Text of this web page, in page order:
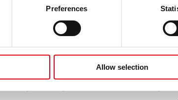
Preferences
Allow selection